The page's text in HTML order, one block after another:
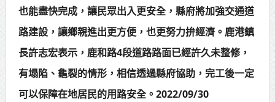
也能盡快完成，讓民眾出入更安全，縣府將加強交通道
路建設，讓鄉親進出更方便，也更努力拚經濟。鹿港鎮
長許志宏表示，鹿和路4段道路路面已經許久未整修，
有塌陷、龜裂的情形，相信透過縣府協助，完工後一定
可以保障在地居民的用路安全。2022/09/30